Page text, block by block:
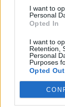
I want to
Personal
Opted In
I want to
Retention,
Personal
Purposes
Opted Out
tikrai nėra“,
– Galbūt
prisimena
pasiteiravo